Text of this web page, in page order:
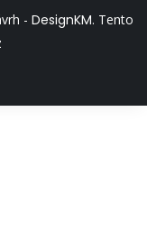
- DesignKM. Tento